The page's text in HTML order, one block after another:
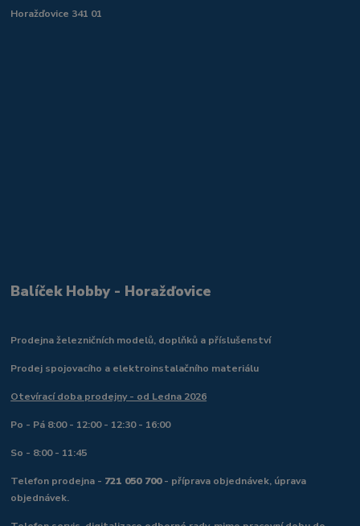
Horažďovice 341 01
Balíček Hobby - Horažďovice
Prodejna železničních modelů, doplňků a příslušenství
Prodej spojovacího a elektroinstalačního materiálu
Otevírací doba prodejny - od Ledna 2026
Po - Pá 8:00 - 12:00 - 12:30 - 16:00
So - 8:00 - 11:45
Telefon prodejna - 721 050 700- příprava objednávek, úprava
objednávek.